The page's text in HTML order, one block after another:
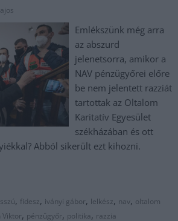
Emlékszünk még arra
az abszurd
jelenetsorra, amikor a
NAV pénzügyőrei előre
be nem jelentett razziát
tartottak az Oltalom
Karitatív Egyesület
székházában és ott
Abból sikerült ezt kihozni.
, fidesz, iványi gábor, lelkész, nav, oltalom
Viktor, pénzügyőr, politika, razzia